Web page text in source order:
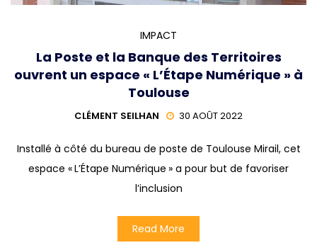
IMPACT
La Poste et la Banque des Territoires
ouvrent un espace « L’Étape Numérique » à
Toulouse
CLÉMENT SEILHAN 30 AOÛT 2022
Installé à côté du bureau de poste de Toulouse Mirail, cet
espace « L’Étape Numérique » a pour but de favoriser
l’inclusion
Read More